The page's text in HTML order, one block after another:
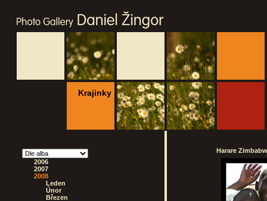
Krajinky
2006
2007
2008
Leden
Únor
Březen
Harare